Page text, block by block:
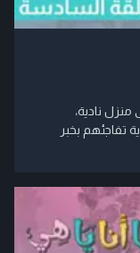
نادية،
تفاجئهم بخبر